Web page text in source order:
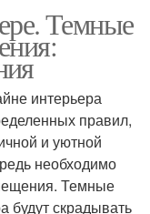
Темные
интерьера
правил,
и уютной
необходимо
Темные
будут скрадывать